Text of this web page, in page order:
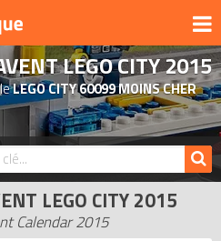
DÉRIVÉS
2026
PLANS
LEGO CITY 2015
LEGO CITY 60099 MOINS CHER
LEGO CITY 2015
Calendar 2015